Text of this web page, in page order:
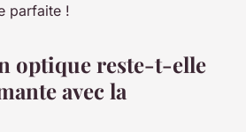
parfaite !
optique reste-t-elle
avec la